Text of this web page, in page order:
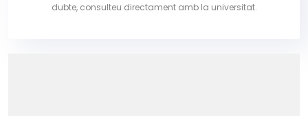
dubte, consulteu directament amb la universitat.